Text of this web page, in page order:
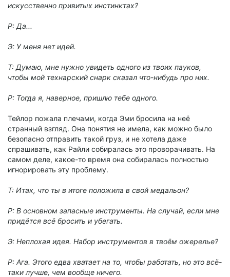
искусственно привитых инстинктах?
Р: Да...
Э: У меня нет идей.
Т: Думаю, мне нужно увидеть одного из твоих пауков,
чтобы мой технарский снарк сказал что-нибудь про них.
Р: Тогда я, наверное, пришлю тебе одного.
Тейлор пожала плечами, когда Эми бросила на неё
странный взгляд. Она понятия не имела, как можно было
безопасно отправить такой груз, и не хотела даже
спрашивать, как Райли собиралась это проворачивать. На
самом деле, какое-то время она собиралась полностью
игнорировать эту проблему.
Т: Итак, что ты в итоге положила в свой медальон?
Р: В основном запасные инструменты. На случай, если мне
придётся всё бросить и убегать.
Э: Неплохая идея. Набор инструментов в твоём ожерелье?
Р: Ага. Этого едва хватает на то, чтобы работать, но это всё-
таки лучше, чем вообще ничего.